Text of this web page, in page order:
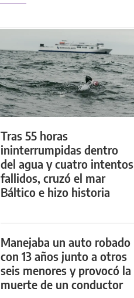
Tras 55 horas
ininterrumpidas dentro
del agua y cuatro intentos
fallidos, cruzó el mar
Báltico e hizo historia
Manejaba un auto robado
con 13 años junto a otros
seis menores y provocó la
muerte de un conductor